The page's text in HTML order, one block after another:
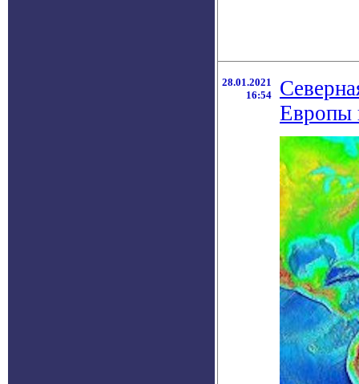
28.01.2021
16:54
Европы